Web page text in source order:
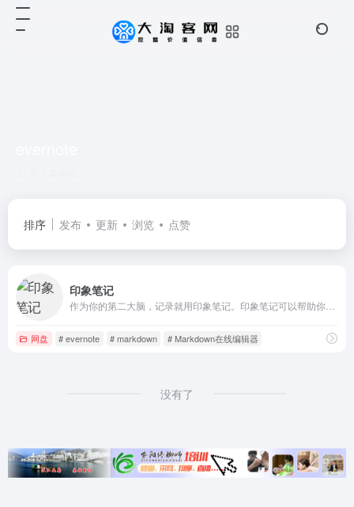
排序 发布 更新 浏览 点赞
印象笔记
网盘 # evernote # markdown # Markdown在线编辑器
没有了